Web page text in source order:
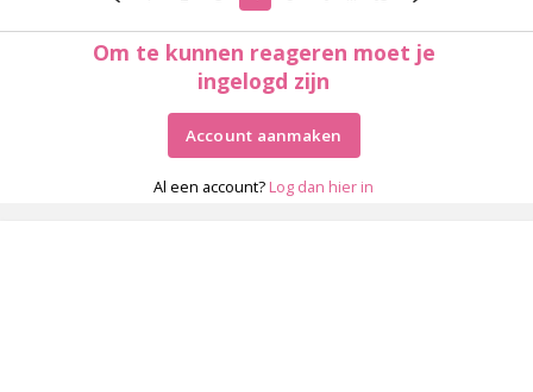
Om te kunnen reageren moet je
ingelogd zijn
Account aanmaken
Al een account? Log dan hier in